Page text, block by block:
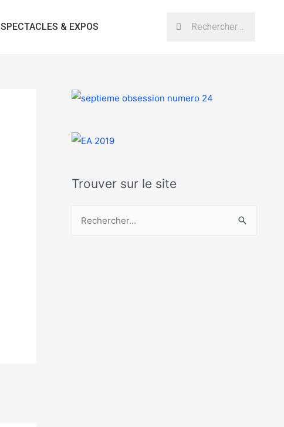
SPECTACLES & EXPOS
Trouver sur le site